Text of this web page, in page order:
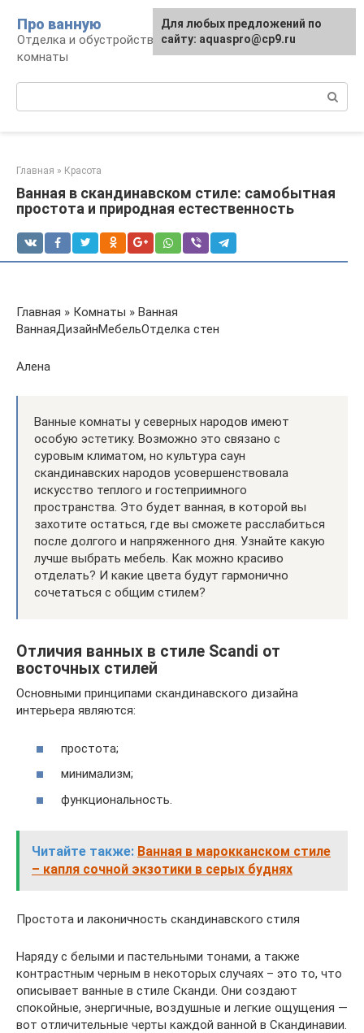
контенту
Про ванную
Отделка и обустройство современной ванной
комнаты
Главная » Красота
Ванная в скандинавском стиле: самобытная
простота и природная естественность
Главная » Комнаты » Ванная
ВаннаяДизайнМебельОтделка стен
Алена
Ванные комнаты у северных народов имеют
особую эстетику. Возможно это связано с
суровым климатом, но культура саун
скандинавских народов усовершенствовала
искусство теплого и гостеприимного
пространства. Это будет ванная, в которой вы
захотите остаться, где вы сможете расслабиться
после долгого и напряженного дня. Узнайте какую
лучше выбрать мебель. Как можно красиво
отделать? И какие цвета будут гармонично
сочетаться с общим стилем?
Отличия ванных в стиле Scandi от
восточных стилей
Основными принципами скандинавского дизайна
интерьера являются:
простота;
минимализм;
функциональность.
Читайте также: Ванная в марокканском стиле
– капля сочной экзотики в серых буднях
Простота и лаконичность скандинавского стиля
Наряду с белыми и пастельными тонами, а также
контрастным черным в некоторых случаях – это то, что
описывает ванные в стиле Сканди. Они создают
спокойные, энергичные, воздушные и легкие ощущения —
вот отличительные черты каждой ванной в Скандинавии.
Для любых предложений по
сайту: aquaspro@cp9.ru